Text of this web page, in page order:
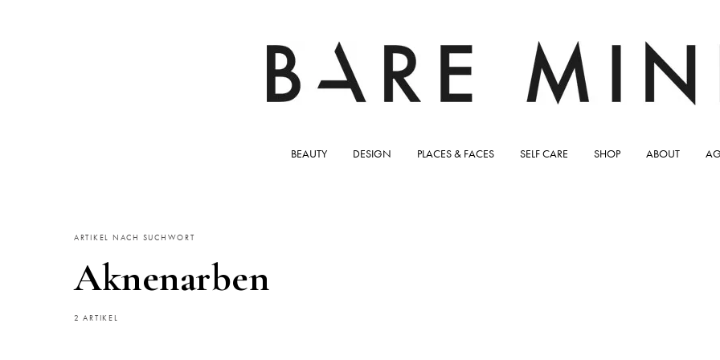
BEAUTY DESIGN PLACES & FACES SELF CARE SHOP ABOUT
ARTIKEL NACH SUCHWORT
Aknenarben
2 ARTIKEL